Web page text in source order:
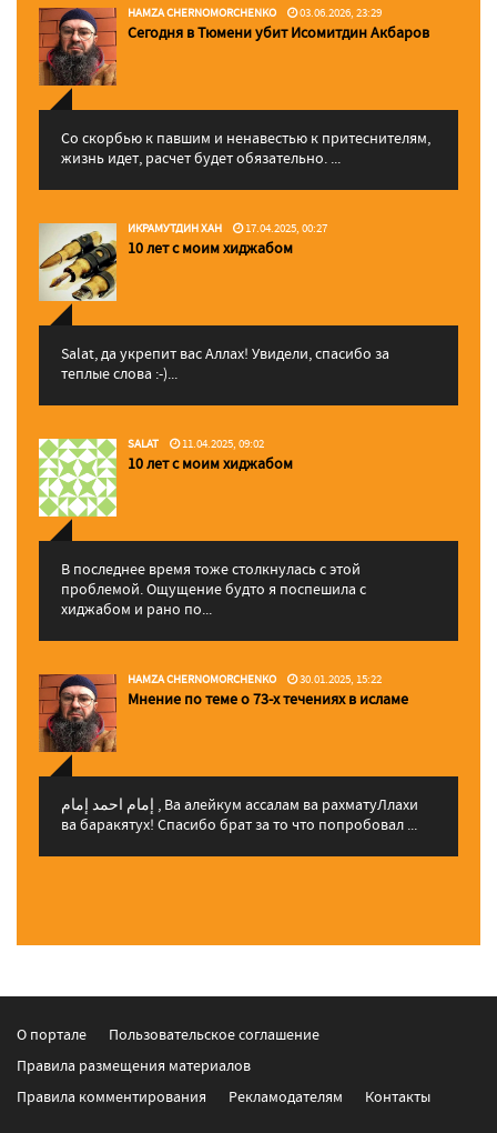
HAMZA CHERNOMORCHENKO 03.06.2026, 23:29
Сегодня в Тюмени убит Исомитдин Акбаров
Со скорбью к павшим и ненавестью к притеснителям,
жизнь идет, расчет будет обязательно. ...
ИКРАМУТДИН ХАН 17.04.2025, 00:27
10 лет с моим хиджабом
Salat, да укрепит вас Аллаx! Увидели, спасибо за
теплые слова :-)...
SALAT 11.04.2025, 09:02
10 лет с моим хиджабом
В последнее время тоже столкнулась с этой
проблемой. Ощущение будто я поспешила с
хиджабом и рано по...
HAMZA CHERNOMORCHENKO 30.01.2025, 15:22
Мнение по теме о 73-х течениях в исламе
إمام احمد إمام , Ва алейкум ассалам ва рахматуЛлахи
ва баракятух! Спасибо брат за то что попробовал ...
О портале
Пользовательское соглашение
Правила размещения материалов
Правила комментирования
Рекламодателям Контакты